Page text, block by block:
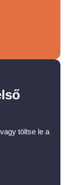
töltse le a